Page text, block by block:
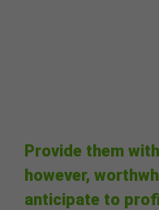
Provide them
however,
anticipate to